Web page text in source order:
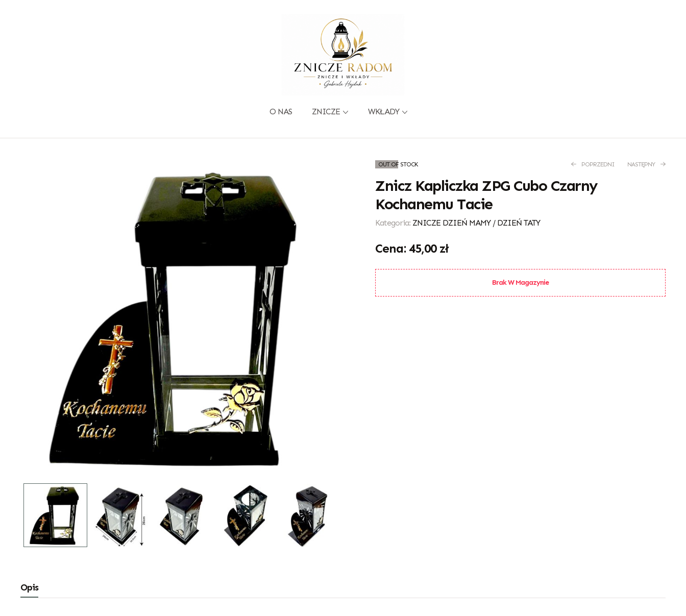
O NAS ZNICZE WKŁADY
OUT OF STOCK POPRZEDNI NASTĘPNY
Znicz Kapliczka ZPG Cubo Czarny
Kochanemu Tacie
Kategoria: ZNICZE DZIEŃ MAMY / DZIEŃ TATY
45,00 zł
Brak W Magazynie
Opis